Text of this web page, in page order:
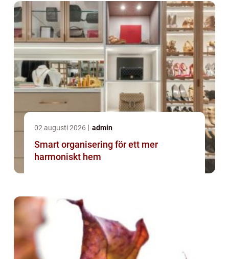
02 augusti 2026 admin
Smart organisering för ett mer
harmoniskt hem